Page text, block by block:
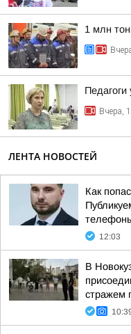
1 млн
Вчера,
ЛЕНТА НОВОСТЕЙ
Как
12:03
В
стражем